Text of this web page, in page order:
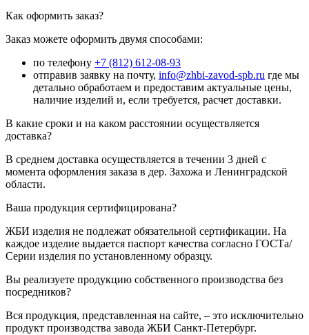
Как оформить заказ?
Заказ можете оформить двумя способами:
по телефону +7 (812) 612-08-93
отправив заявку на почту, info@zhbi-zavod-spb.ru где мы
детально обработаем и предоставим актуальные цены,
наличие изделий и, если требуется, расчет доставки.
В какие сроки и на каком расстоянии осуществляется
доставка?
В среднем доставка осуществляется в течении 3 дней с
момента оформления заказа в дер. Захожа и Ленинградской
области.
Ваша продукция сертифицирована?
ЖБИ изделия не подлежат обязательной сертификации. На
каждое изделие выдается паспорт качества согласно ГОСТа/
Серии изделия по установленному образцу.
Вы реализуете продукцию собственного производства без
посредников?
Вся продукция, представленная на сайте, – это исключительно
продукт производства завода ЖБИ Санкт-Петербург.